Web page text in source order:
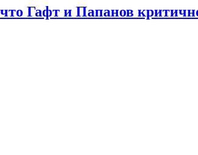
Гафт и Папанов